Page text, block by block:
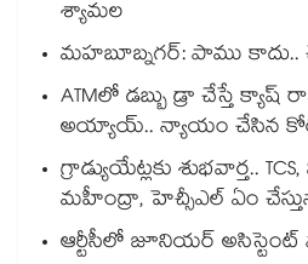
శ్యామల
మహబూబ్నగర్: పాము కాదు..
ATMలో డబ్బు డ్రా చేస్తే
అయ్యాయ్.. న్యాయం చేసిన
గ్రాడ్యుయేట్లకు శుభవార్త..
మహీంద్రా, హెచ్సీఎల్ ఏం
ఆర్టీసీలో జూనియర్ అసిస్టెంట్‌‌